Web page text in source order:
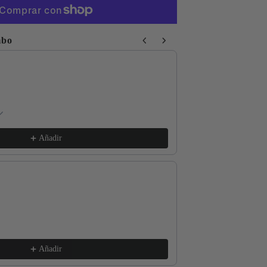
Next buttons to navigate through product recommendations,
Añadir
Añadir